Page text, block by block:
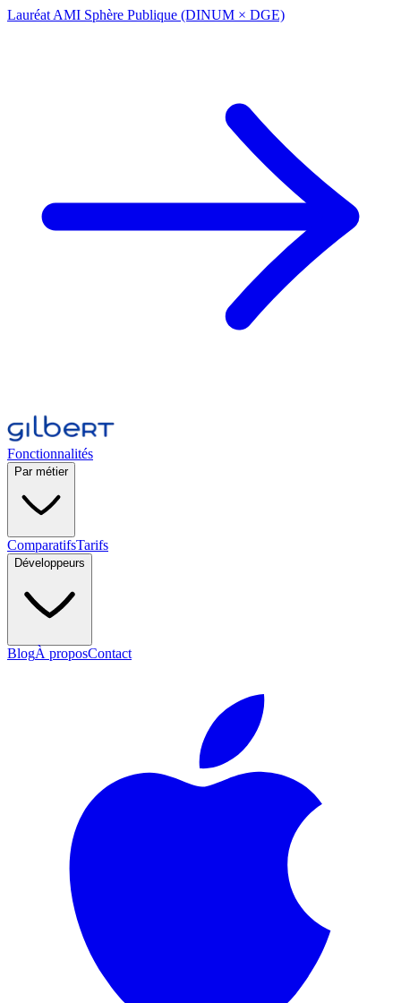
Lauréat AMI Sphère Publique (DINUM × DGE)
Fonctionnalités
Par métier
ComparatifsTarifs
Développeurs
BlogÀ proposContact